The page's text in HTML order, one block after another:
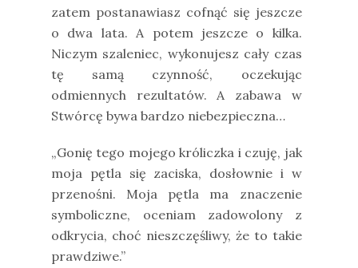
zatem postanawiasz cofnąć się jeszcze
o dwa lata. A potem jeszcze o kilka.
Niczym szaleniec, wykonujesz cały czas
tę samą czynność, oczekując
odmiennych rezultatów. A zabawa w
Stwórcę bywa bardzo niebezpieczna…
„Gonię tego mojego króliczka i czuję, jak
moja pętla się zaciska, dosłownie i w
przenośni. Moja pętla ma znaczenie
symboliczne, oceniam zadowolony z
odkrycia, choć nieszczęśliwy, że to takie
prawdziwe.”